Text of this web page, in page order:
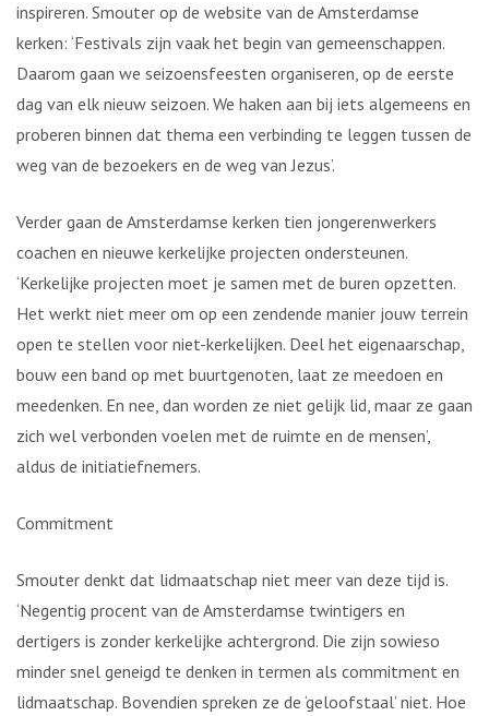
inspireren. Smouter op de website van de Amsterdamse
kerken: ‘Festivals zijn vaak het begin van gemeenschappen.
Daarom gaan we seizoensfeesten organiseren, op de eerste
dag van elk nieuw seizoen. We haken aan bij iets algemeens en
proberen binnen dat thema een verbinding te leggen tussen de
weg van de bezoekers en de weg van Jezus’.
Verder gaan de Amsterdamse kerken tien jongerenwerkers
coachen en nieuwe kerkelijke projecten ondersteunen.
‘Kerkelijke projecten moet je samen met de buren opzetten.
Het werkt niet meer om op een zendende manier jouw terrein
open te stellen voor niet-kerkelijken. Deel het eigenaarschap,
bouw een band op met buurtgenoten, laat ze meedoen en
meedenken. En nee, dan worden ze niet gelijk lid, maar ze gaan
zich wel verbonden voelen met de ruimte en de mensen’,
aldus de initiatiefnemers.
Commitment
Smouter denkt dat lidmaatschap niet meer van deze tijd is.
‘Negentig procent van de Amsterdamse twintigers en
dertigers is zonder kerkelijke achtergrond. Die zijn sowieso
minder snel geneigd te denken in termen als commitment en
lidmaatschap. Bovendien spreken ze de ‘geloofstaal’ niet. Hoe